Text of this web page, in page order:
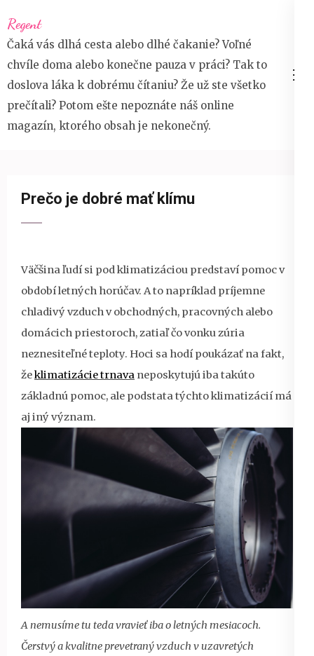
na
obsah
(stiskněte
Enter)
Regent
Čaká vás dlhá cesta alebo dlhé čakanie? Voľné
chvíle doma alebo konečne pauza v práci? Tak to
doslova láka k dobrému čítaniu? Že už ste všetko
prečítali? Potom ešte nepoznáte náš online
magazín, ktorého obsah je nekonečný.
Prečo je dobré mať klímu
Väčšina ľudí si pod klimatizáciou predstaví pomoc v
období letných horúčav. A to napríklad príjemne
chladivý vzduch v obchodných, pracovných alebo
domácich priestoroch, zatiaľ čo vonku zúria
neznesiteľné teploty. Hoci sa hodí poukázať na fakt,
žeklimatizácie trnava neposkytujú iba takúto
základnú pomoc, ale podstata týchto klimatizácií má
aj iný význam.
A nemusíme tu teda vravieť iba o letných mesiacoch.
Čerstvý a kvalitne prevetraný vzduch v uzavretých